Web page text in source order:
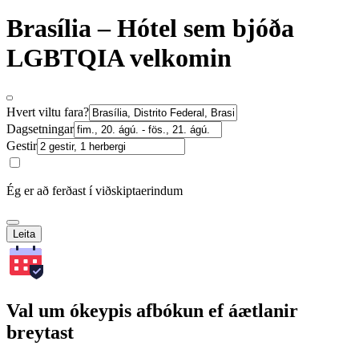
Brasília – Hótel sem bjóða
LGBTQIA velkomin
Hvert viltu fara?
Dagsetningar
Gestir
Ég er að ferðast í viðskiptaerindum
Leita
Val um ókeypis afbókun ef áætlanir
breytast